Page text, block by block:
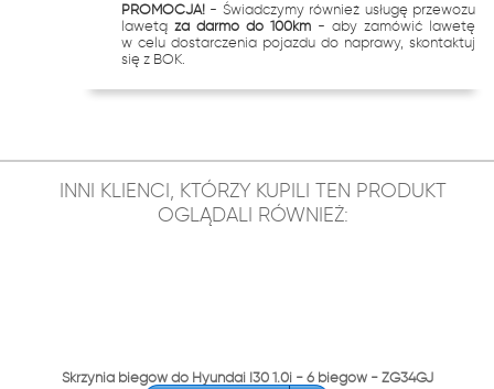
PROMOCJA! - Świadczymy również usługę przewozu
lawetąza darmo do 100km - aby zamówić lawetę
w celu dostarczenia pojazdu do naprawy, skontaktuj
się z BOK.
INNI KLIENCI, KTÓRZY KUPILI TEN PRODUKT
OGLĄDALI RÓWNIEŻ:
Skrzynia biegów do Hyundai I30 1.0i - 6 biegów - ZG34GJ